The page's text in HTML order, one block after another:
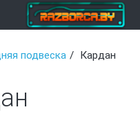
подвеска Кардан